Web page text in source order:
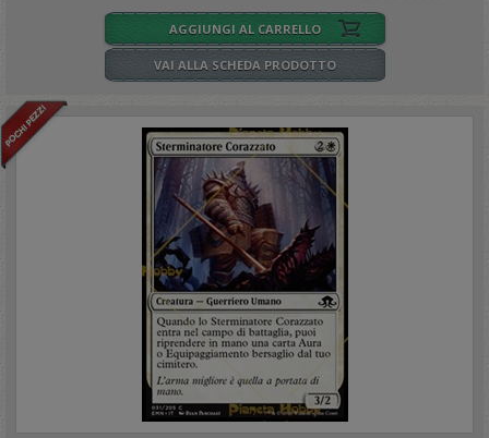
AGGIUNGI AL CARRELLO
VAI ALLA SCHEDA PRODOTTO